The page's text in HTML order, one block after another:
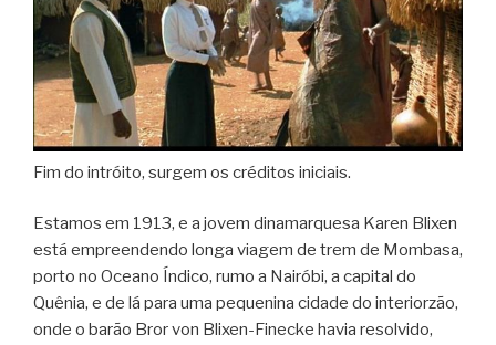
Fim do intróito, surgem os créditos iniciais.
Estamos em 1913, e a jovem dinamarquesa Karen Blixen
está empreendendo longa viagem de trem de Mombasa,
porto no Oceano Índico, rumo a Nairóbi, a capital do
Quênia, e de lá para uma pequenina cidade do interiorzão,
onde o barão Bror von Blixen-Finecke havia resolvido,